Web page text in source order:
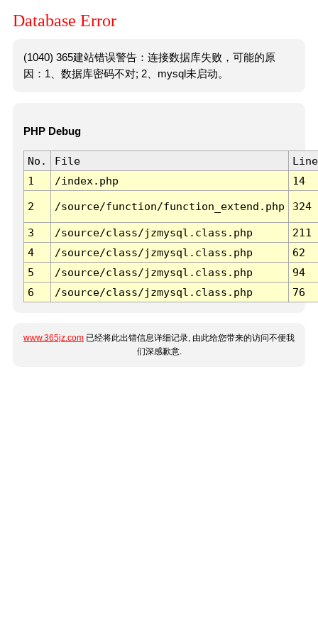
Database Error
(1040) 365建站错误警告：连接数据库失败，可能的原
因：1、数据库密码不对; 2、mysql未启动。
PHP Debug
No. File
Line
1
/index.php 14
2 /source/function/function_extend.php 324
3 /source/class/jzmysql.class.php
211
4
/source/class/jzmysql.class.php
62
5
/source/class/jzmysql.class.php
94
6
/source/class/jzmysql.class.php 76
www.365jz.com 已经将此出错信息详细记录, 由此给您带来的访问不便我
们深感歉意.